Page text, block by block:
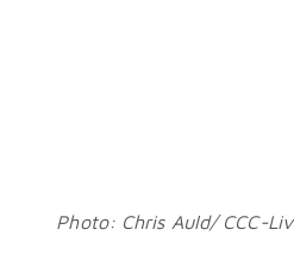
Photo: Chris Auld/ CCC-Liv